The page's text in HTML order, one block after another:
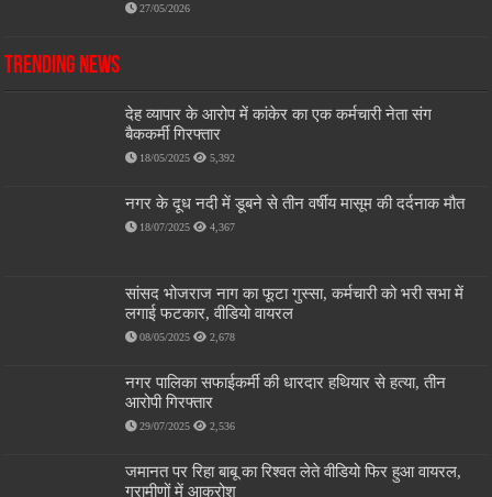
27/05/2026
Trending News
देह व्यापार के आरोप में कांकेर का एक कर्मचारी नेता संग
बैककर्मी गिरफ्तार
18/05/2025 5,392
नगर के दूध नदी में डूबने से तीन वर्षीय मासूम की दर्दनाक मौत
18/07/2025 4,367
सांसद भोजराज नाग का फूटा गुस्सा, कर्मचारी को भरी सभा में
लगाई फटकार, वीडियो वायरल
08/05/2025 2,678
नगर पालिका सफाईकर्मी की धारदार हथियार से हत्या, तीन
आरोपी गिरफ्तार
29/07/2025 2,536
जमानत पर रिहा बाबू का रिश्वत लेते वीडियो फिर हुआ वायरल,
ग्रामीणों में आक्रोश